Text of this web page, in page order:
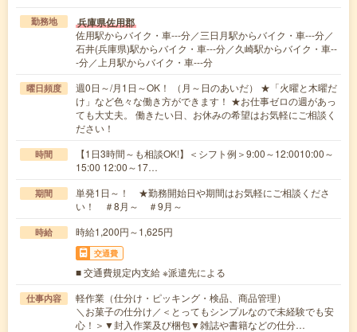
勤務地 兵庫県佐用郡
佐用駅からバイク・車---分／三日月駅からバイク・車---分／
石井(兵庫県)駅からバイク・車---分／久崎駅からバイク・車--
-分／上月駅からバイク・車---分
曜日頻度
週0日～/月1日～OK！ （月～日のあいだ） ★「火曜と木曜だ
け」など色々な働き方ができます！ ★お仕事ゼロの週があっ
ても大丈夫。 働きたい日、お休みの希望はお気軽にご相談く
ださい！
時間
【1日3時間～も相談OK!】＜シフト例＞9:00～12:0010:00～
15:00 12:00～17…
期間
単発1日～！ ★勤務開始日や期間はお気軽にご相談くださ
い！ ＃8月～ ＃9月～
時給 時給1,200円～1,625円
交通費
■ 交通費規定内支給 ※派遣先による
仕事内容
軽作業（仕分け・ピッキング・検品、商品管理）
＼お菓子の仕分け／＜とってもシンプルなので未経験でも安
心！＞▼封入作業及び梱包▼雑誌や書籍などの仕分…